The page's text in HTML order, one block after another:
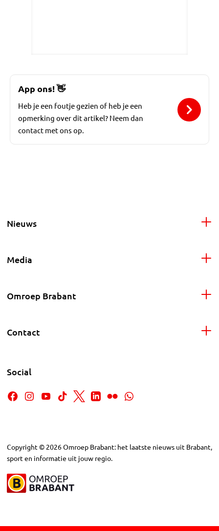
App ons!👋
Heb je een foutje gezien of heb je een
opmerking over dit artikel? Neem dan
contact met ons op.
Nieuws
Media
Omroep Brabant
Contact
Social
Copyright © 2026Omroep Brabant: het laatste nieuws uit Brabant,
sport en informatie uit jouw regio.